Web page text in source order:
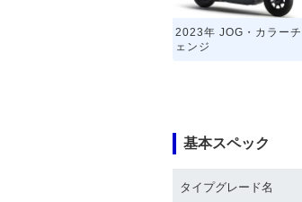
2023年 JOG・カラーチ
ェンジ
2015年 JOG・マイナー
基本スペック
タイプグレード名